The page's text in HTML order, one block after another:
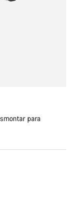
para